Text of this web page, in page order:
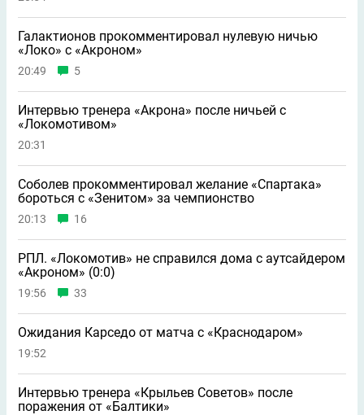
Галактионов прокомментировал нулевую ничью
«Локо» с «Акроном»
20:49 5
Интервью тренера «Акрона» после ничьей с
«Локомотивом»
20:31
Соболев прокомментировал желание «Спартака»
бороться с «Зенитом» за чемпионство
20:13 16
РПЛ. «Локомотив» не справился дома с аутсайдером
«Акроном» (0:0)
19:56 33
Ожидания Карседо от матча с «Краснодаром»
19:52
Интервью тренера «Крыльев Советов» после
поражения от «Балтики»